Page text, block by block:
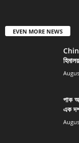
EVEN MORE NEWS
পাক
এক